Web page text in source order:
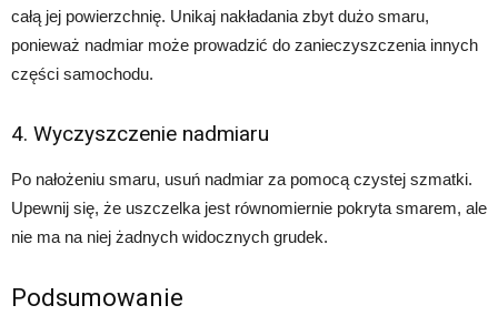
całą jej powierzchnię. Unikaj nakładania zbyt dużo smaru,
ponieważ nadmiar może prowadzić do zanieczyszczenia innych
części samochodu.
4. Wyczyszczenie nadmiaru
Po nałożeniu smaru, usuń nadmiar za pomocą czystej szmatki.
Upewnij się, że uszczelka jest równomiernie pokryta smarem, ale
nie ma na niej żadnych widocznych grudek.
Podsumowanie